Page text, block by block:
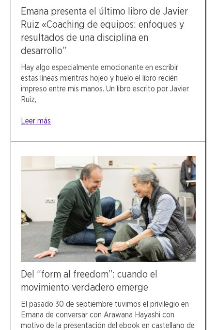
Emana presenta el último libro de Javier
Ruiz «Coaching de equipos: enfoques y
resultados de una disciplina en
desarrollo”
Hay algo especialmente emocionante en escribir
estas líneas mientras hojeo y huelo el libro recién
impreso entre mis manos. Un libro escrito por Javier
Ruiz,
Leer más
Del “form al freedom”: cuando el
movimiento verdadero emerge
El pasado 30 de septiembre tuvimos el privilegio en
Emana de conversar con Arawana Hayashi con
motivo de la presentación del ebook en castellano de